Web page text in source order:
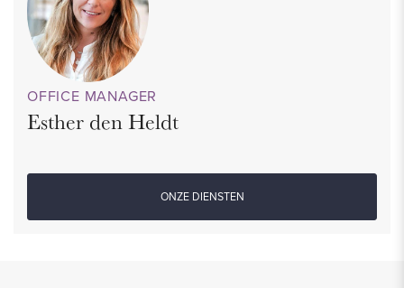
OFFICE MANAGER
Esther den Heldt
ONZE DIENSTEN